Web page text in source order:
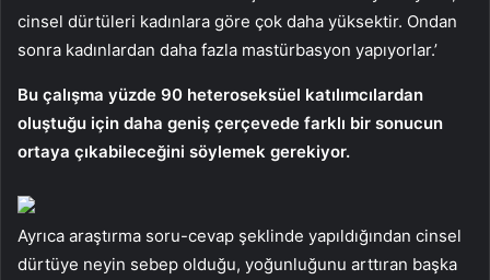
cinsel dürtüleri kadınlara göre çok daha yüksektir. Ondan
sonra kadınlardan daha fazla mastürbasyon yapıyorlar.’
Bu çalışma yüzde 90 heteroseksüel katılımcılardan
oluştuğu için daha geniş çerçevede farklı bir sonucun
ortaya çıkabileceğini söylemek gerekiyor.
Ayrıca araştırma soru-cevap şeklinde yapıldığından cinsel
dürtüye neyin sebep olduğu, yoğunluğunu arttıran başka